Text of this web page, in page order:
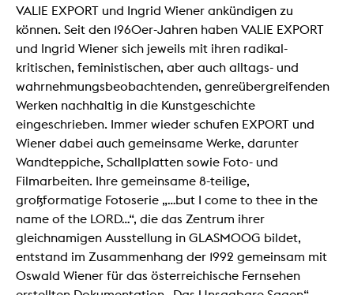
VALIE EXPORT und Ingrid Wiener ankündigen zu
können. Seit den 1960er-Jahren haben VALIE EXPORT
und Ingrid Wiener sich jeweils mit ihren radikal-
kritischen, feministischen, aber auch alltags- und
wahrnehmungsbeobachtenden, genreübergreifenden
Werken nachhaltig in die Kunstgeschichte
eingeschrieben. Immer wieder schufen EXPORT und
Wiener dabei auch gemeinsame Werke, darunter
Wandteppiche, Schallplatten sowie Foto- und
Filmarbeiten. Ihre gemeinsame 8-teilige,
großformatige Fotoserie „…but I come to thee in the
name of the LORD…“, die das Zentrum ihrer
gleichnamigen Ausstellung in GLASMOOG bildet,
entstand im Zusammenhang der 1992 gemeinsam mit
Oswald Wiener für das österreichische Fernsehen